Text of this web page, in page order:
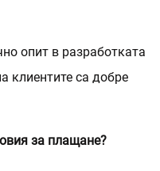
опит в разработката
клиентите са добре
за плащане?